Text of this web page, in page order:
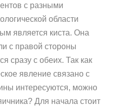
с разными
области
является киста. Она
с правой стороны
сразу с обеих. Так как
явление связано с
интересуются, можно
Для начала стоит